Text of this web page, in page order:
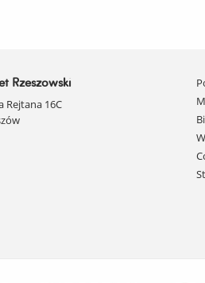
Rzeszowski
Rejtana 16C
i